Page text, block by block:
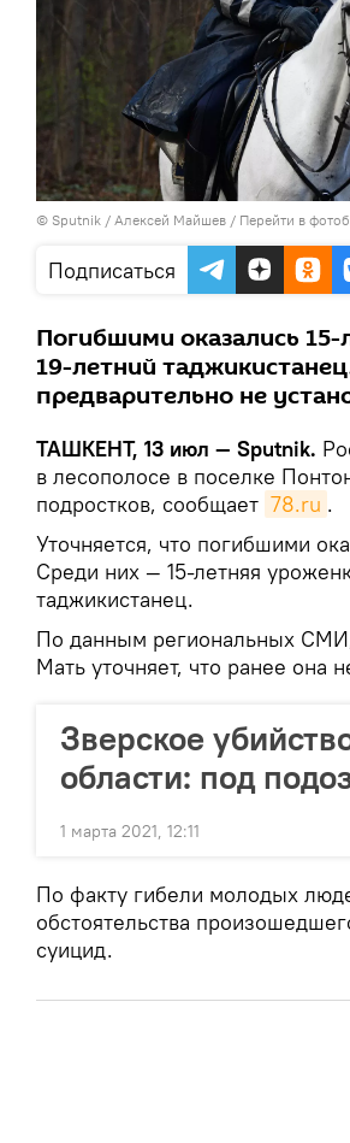
© Sputnik / Алексей Майшев / Перейти в
Подписаться
Погибшими оказались 15-
19-летний
предварительно не
ТАШКЕНТ, 13 июл — Sputnik.
в лесополосе в поселке
подростков, сообщает 78.ru .
Уточняется, что погибшими
Среди них — 15-летняя
таджикистанец.
По данным региональных
Мать уточняет, что ранее она
Зверское
области: под
1 марта 2021, 12:11
По факту гибели молодых
обстоятельства
суицид.